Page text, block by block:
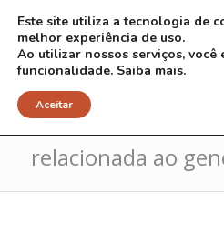
Tratamento da
relacionada ao
Este site utiliza a tecnologia de
melhor experiência de uso.
Ao utilizar nossos serviços, você
funcionalidade. Saiba mais.
Aceitar